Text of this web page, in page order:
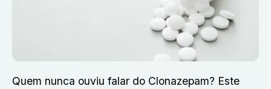
Quem nunca ouviu falar do Clonazepam? Este